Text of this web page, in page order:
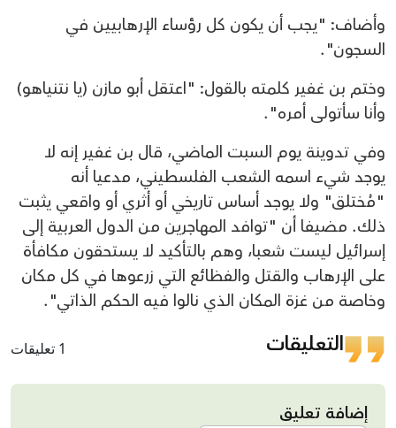
وأضاف: "يجب أن يكون كل رؤساء الإرهابيين في
السجون".
وختم بن غفير كلمته بالقول: "اعتقل أبو مازن (يا نتنياهو)
وأنا سأتولى أمره".
وفي تدوينة يوم السبت الماضي، قال بن غفير إنه لا
يوجد شيء اسمه الشعب الفلسطيني، مدعيا أنه
"مُختلق" ولا يوجد أساس تاريخي أو أثري أو واقعي يثبت
ذلك. مضيفا أن "توافد المهاجرين من الدول العربية إلى
إسرائيل ليست شعبا، وهم بالتأكيد لا يستحقون مكافأة
على الإرهاب والقتل والفظائع التي زرعوها في كل مكان
وخاصة من غزة المكان الذي نالوا فيه الحكم الذاتي".
التعليقات 1 تعليقات
إضافة تعليق